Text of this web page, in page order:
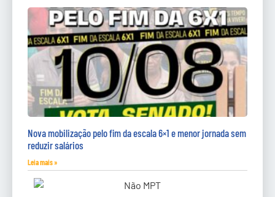
Nova mobilização pelo fim da escala 6×1 e menor jornada sem
reduzir salários
Leia mais »